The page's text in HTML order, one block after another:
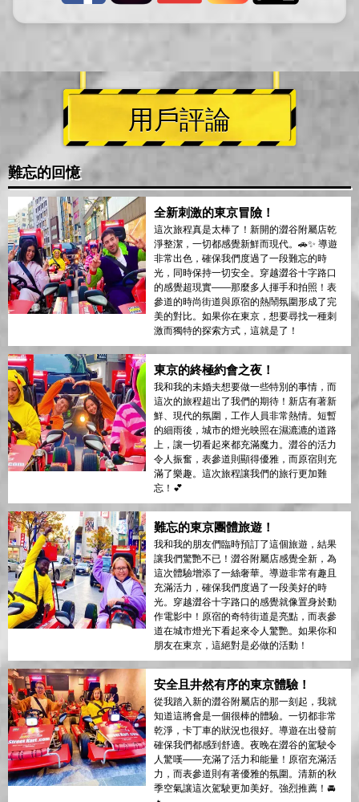
用戶評論
難忘的回憶
全新刺激的東京冒險！
這次旅程真是太棒了！新開的澀谷附屬店乾
淨整潔，一切都感覺新鮮而現代。🚗✨ 導遊
非常出色，確保我們度過了一段難忘的時
光，同時保持一切安全。穿越澀谷十字路口
的感覺超現實——那麼多人揮手和拍照！表
參道的時尚街道與原宿的熱鬧氛圍形成了完
美的對比。如果你在東京，想要尋找一種刺
激而獨特的探索方式，這就是了！
東京的終極約會之夜！
我和我的未婚夫想要做一些特別的事情，而
這次的旅程超出了我們的期待！新店有著新
鮮、現代的氛圍，工作人員非常熱情。短暫
的細雨後，城市的燈光映照在濕漉漉的道路
上，讓一切看起來都充滿魔力。澀谷的活力
令人振奮，表參道則顯得優雅，而原宿則充
滿了樂趣。這次旅程讓我們的旅行更加難
忘！💕
難忘的東京團體旅遊！
我和我的朋友們臨時預訂了這個旅遊，結果
讓我們驚艷不已！澀谷附屬店感覺全新，為
這次體驗增添了一絲奢華。導遊非常有趣且
充滿活力，確保我們度過了一段美好的時
光。穿越澀谷十字路口的感覺就像置身於動
作電影中！原宿的奇特街道是亮點，而表參
道在城市燈光下看起來令人驚艷。如果你和
朋友在東京，這絕對是必做的活動！
安全且井然有序的東京體驗！
從我踏入新的澀谷附屬店的那一刻起，我就
知道這將會是一個很棒的體驗。一切都非常
乾淨，卡丁車的狀況也很好。導遊在出發前
確保我們都感到舒適。夜晚在澀谷的駕駛令
人驚嘆——充滿了活力和能量！原宿充滿活
力，而表參道則有著優雅的氛圍。清新的秋
季空氣讓這次駕駛更加美好。強烈推薦！🚘